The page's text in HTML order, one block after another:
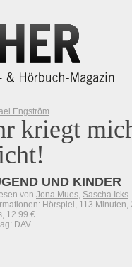
Engström
kriegt
UND KINDER
von Jona Mues, Sascha Icks
Hörspiel, 113 Minuten,
12.99 €
DAV